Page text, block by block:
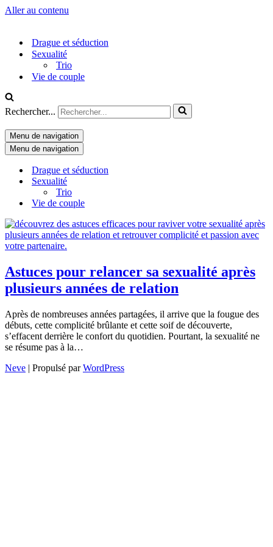
Aller au contenu
Drague et séduction
Sexualité
Trio
Vie de couple
Rechercher...
Menu de navigation
Menu de navigation
Drague et séduction
Sexualité
Trio
Vie de couple
Astuces pour relancer sa sexualité après
plusieurs années de relation
Après de nombreuses années partagées, il arrive que la fougue des
débuts, cette complicité brûlante et cette soif de découverte,
s’effacent derrière le confort du quotidien. Pourtant, la sexualité ne
se résume pas à la…
Neve | Propulsé parWordPress